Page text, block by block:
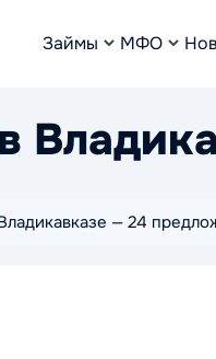
Займы МФО
— 24